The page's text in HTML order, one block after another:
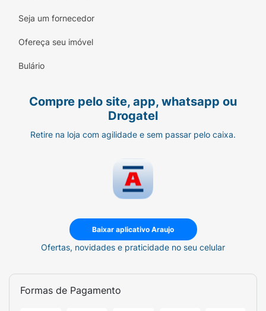
Seja um fornecedor
Ofereça seu imóvel
Bulário
Compre pelo site, app, whatsapp ou
Drogatel
Retire na loja com agilidade e sem passar pelo caixa.
Baixar aplicativo Araujo
Ofertas, novidades e praticidade no seu celular
Formas de Pagamento